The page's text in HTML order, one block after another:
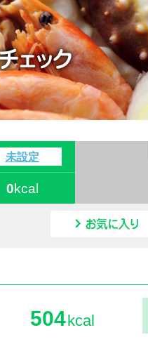
未設定
0kcal
カロリー情報
504kcal